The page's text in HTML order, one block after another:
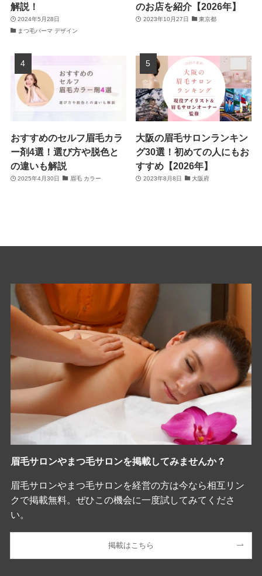
解説！
2024年5月28日
まつ毛パーマ デザイン
のお店を紹介【2026年】
2023年10月27日 東京都
おすすめのセルフ眉毛カラ
ー剤4選！選び方や脱色と
の違いも解説
2025年4月30日 眉毛 カラー
大阪の眉毛サロンランキン
グ30選！初めての人にもお
すすめ【2026年】
2023年8月8日 大阪府
眉毛サロンやまつ毛サロンを掲載してみませんか？
眉毛サロンやまつ毛サロンを経営の方は今なら相互リン
クで掲載無料。ぜひこの機会に一度試してみてくださ
い。
掲載はこちら